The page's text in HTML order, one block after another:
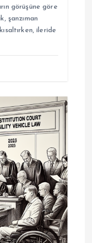
görüşüne göre
şanzıman
ileride